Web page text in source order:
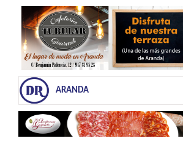
ARANDA